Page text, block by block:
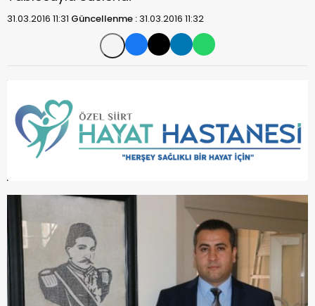
31.03.2016 11:31 Güncellenme :31.03.2016 11:32